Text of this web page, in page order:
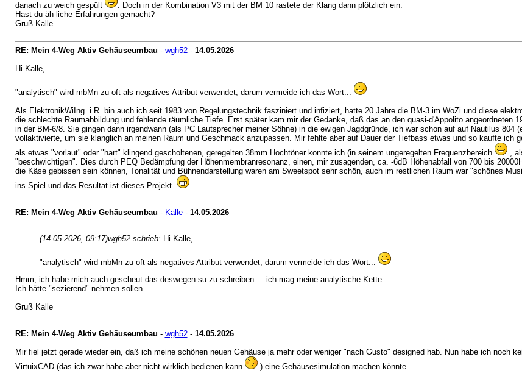
danach zu weich gespült
. Doch in der Kombination V3 mit der BM 10 rastete der Klang dann plötzlich ein.
Hast du äh liche Erfahrungen gemacht?
Gruß Kalle
RE: Mein 4-Weg Aktiv Gehäuseumbau - wgh52- 14.05.2026
Hi Kalle,
"analytisch" wird mbMn zu oft als negatives Attribut verwendet, darum vermeide ich das Wort...
Als ElektronikWiIng. i.R. bin auch ich seit 1983 von Regelungstechnik fasziniert und infiziert, hatte 20 Jahre die BM-3 im WoZi und diese
die schlechte Raumabbildung und fehlende räumliche Tiefe. Erst später kam mir der Gedanke, daß das an den quasi-d'Appolito angeordneten
in der BM-6/8. Sie gingen dann irgendwann (als PC Lautsprecher meiner Söhne) in die ewigen Jagdgründe, ich war schon auf auf Nautilus
vollaktivierte, um sie klanglich an meinen Raum und Geschmack anzupassen. Mir fehlte aber auf Dauer der Tiefbass etwas und so kaufte ich
als etwas "vorlaut" oder "hart" klingend gescholtenen, geregelten 38mm Hochtöner konnte ich (in seinem ungeregelten Frequenzbereich
,
"beschwichtigen". Dies durch PEQ Bedämpfung der Höhenmembranresonanz, einen, mir zusagenden, ca. -6dB Höhenabfall von 700 bis
die Käse gebissen sein können, Tonalität und Bühnendarstellung waren am Sweetspot sehr schön, auch im restlichen Raum war "schönes
ins Spiel und das Resultat ist dieses Projekt
RE: Mein 4-Weg Aktiv Gehäuseumbau - Kalle- 14.05.2026
(14.05.2026, 09:17)wgh52 schrieb: Hi Kalle,
"analytisch" wird mbMn zu oft als negatives Attribut verwendet, darum vermeide ich das Wort...
Hmm, ich habe mich auch gescheut das deswegen su zu schreiben ... ich mag meine analytische Kette.
Ich hätte "sezierend" nehmen sollen.
Gruß Kalle
RE: Mein 4-Weg Aktiv Gehäuseumbau - wgh52- 14.05.2026
Mir fiel jetzt gerade wieder ein, daß ich meine schönen neuen Gehäuse ja mehr oder weniger "nach Gusto" designed hab. Nun habe ich noch
VirtuixCAD (das ich zwar habe aber nicht wirklich bedienen kann
) eine Gehäusesimulation machen könnte.